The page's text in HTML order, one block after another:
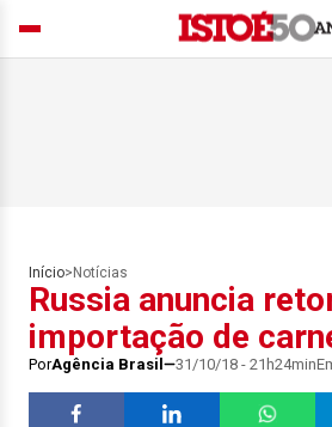
Início> Notícias
Russia anuncia
importação de
PorAgência Brasil 31/10/18 - 21h24min